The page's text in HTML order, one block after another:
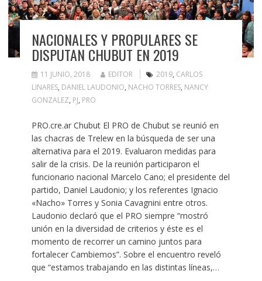
NACIONALES Y PROPULARES SE
DISPUTAN CHUBUT EN 2019
11 JUNIO, 2018 EDITOR 2019, CARLOS
LINARES, DANIEL LAUDONIO, NACHO TORRES, NANCY
GONZALEZ, PJ, PRO
PRO.cre.ar Chubut El PRO de Chubut se reunió en
las chacras de Trelew en la búsqueda de ser una
alternativa para el 2019. Evaluaron medidas para
salir de la crisis. De la reunión participaron el
funcionario nacional Marcelo Cano; el presidente del
partido, Daniel Laudonio; y los referentes Ignacio
«Nacho» Torres y Sonia Cavagnini entre otros.
Laudonio declaró que el PRO siempre “mostró
unión en la diversidad de criterios y éste es el
momento de recorrer un camino juntos para
fortalecer Cambiemos”. Sobre el encuentro reveló
que “estamos trabajando en las distintas líneas,…